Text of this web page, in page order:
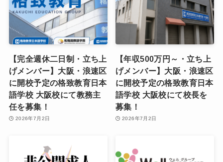
【完全週休二日制・立ち上
げメンバー】大阪・浪速区
に開校予定の格致教育日本
語学校 大阪校にて教務主
任を募集！
2026年7月2日
【年収500万円～・立ち上
げメンバー】大阪・浪速区
に開校予定の格致教育日本
語学校 大阪校にて校長を
募集！
2026年7月2日